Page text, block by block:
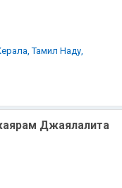
Тамил Наду,
Джаялалита